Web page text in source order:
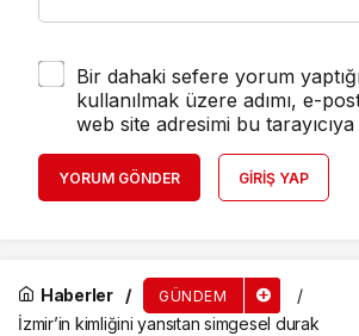
Bir dahaki sefere yorum
kullanılmak üzere adımı, e-
web site adresimi bu
YORUM GÖNDER GIRIŞ YAP
Haberler GÜNDEM
İzmir’in kimliğini yansıtan simgesel durak